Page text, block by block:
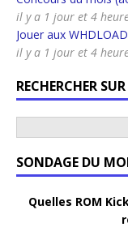
il y a 1 jour et 4
Jouer aux
il y a 1 jour et 4
RECHERCHER
SONDAGE DU
Quelles ROM